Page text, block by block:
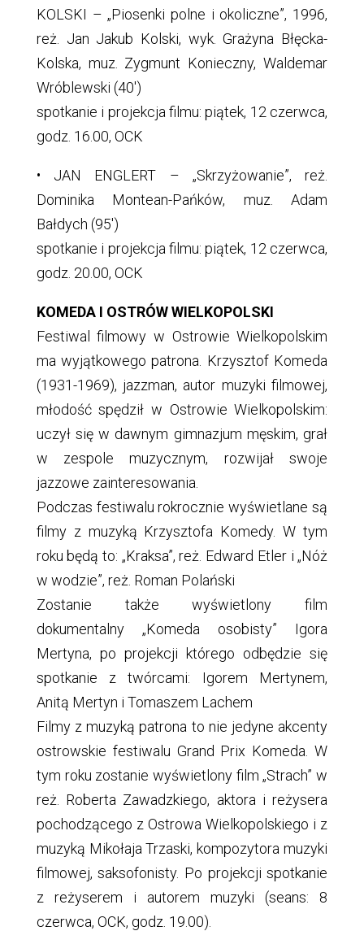
KOLSKI – „Piosenki polne i okoliczne”, 1996,
reż. Jan Jakub Kolski, wyk. Grażyna Błęcka-
Kolska, muz. Zygmunt Konieczny, Waldemar
Wróblewski (40′)
spotkanie i projekcja filmu: piątek, 12 czerwca,
godz. 16.00, OCK
• JAN ENGLERT – „Skrzyżowanie”, reż.
Dominika Montean-Pańków, muz. Adam
Bałdych (95′)
spotkanie i projekcja filmu: piątek, 12 czerwca,
godz. 20.00, OCK
KOMEDA I OSTRÓW WIELKOPOLSKI
Festiwal filmowy w Ostrowie Wielkopolskim
ma wyjątkowego patrona. Krzysztof Komeda
(1931-1969), jazzman, autor muzyki filmowej,
młodość spędził w Ostrowie Wielkopolskim:
uczył się w dawnym gimnazjum męskim, grał
w zespole muzycznym, rozwijał swoje
jazzowe zainteresowania.
Podczas festiwalu rokrocznie wyświetlane są
filmy z muzyką Krzysztofa Komedy. W tym
roku będą to: „Kraksa”, reż. Edward Etler i „Nóż
w wodzie”, reż. Roman Polański
Zostanie także wyświetlony film
dokumentalny „Komeda osobisty” Igora
Mertyna, po projekcji którego odbędzie się
spotkanie z twórcami: Igorem Mertynem,
Anitą Mertyn i Tomaszem Lachem
Filmy z muzyką patrona to nie jedyne akcenty
ostrowskie festiwalu Grand Prix Komeda. W
tym roku zostanie wyświetlony film „Strach” w
reż. Roberta Zawadzkiego, aktora i reżysera
pochodzącego z Ostrowa Wielkopolskiego i z
muzyką Mikołaja Trzaski, kompozytora muzyki
filmowej, saksofonisty. Po projekcji spotkanie
z reżyserem i autorem muzyki (seans: 8
czerwca, OCK, godz. 19.00).